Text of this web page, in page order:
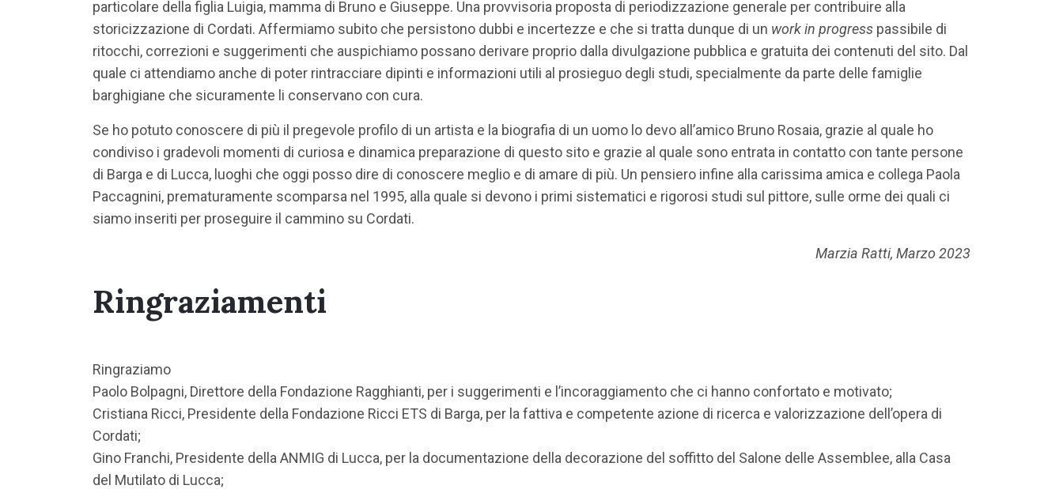
particolare della figlia Luigia, mamma di Bruno e Giuseppe. Una provvisoria proposta di periodizzazione generale per contribuire alla
storicizzazione di Cordati. Affermiamo subito che persistono dubbi e incertezze e che si tratta dunque di un work in progress passibile di
ritocchi, correzioni e suggerimenti che auspichiamo possano derivare proprio dalla divulgazione pubblica e gratuita dei contenuti del sito. Dal
quale ci attendiamo anche di poter rintracciare dipinti e informazioni utili al prosieguo degli studi, specialmente da parte delle famiglie
barghigiane che sicuramente li conservano con cura.
Se ho potuto conoscere di più il pregevole profilo di un artista e la biografia di un uomo lo devo all’amico Bruno Rosaia, grazie al quale ho
condiviso i gradevoli momenti di curiosa e dinamica preparazione di questo sito e grazie al quale sono entrata in contatto con tante persone
di Barga e di Lucca, luoghi che oggi posso dire di conoscere meglio e di amare di più. Un pensiero infine alla carissima amica e collega Paola
Paccagnini, prematuramente scomparsa nel 1995, alla quale si devono i primi sistematici e rigorosi studi sul pittore, sulle orme dei quali ci
siamo inseriti per proseguire il cammino su Cordati.
Marzia Ratti, Marzo 2023
Ringraziamenti
Ringraziamo
Paolo Bolpagni, Direttore della Fondazione Ragghianti, per i suggerimenti e l’incoraggiamento che ci hanno confortato e motivato;
Cristiana Ricci, Presidente della Fondazione Ricci ETS di Barga, per la fattiva e competente azione di ricerca e valorizzazione dell’opera di
Cordati;
Gino Franchi, Presidente della ANMIG di Lucca, per la documentazione della decorazione del soffitto del Salone delle Assemblee, alla Casa
del Mutilato di Lucca;